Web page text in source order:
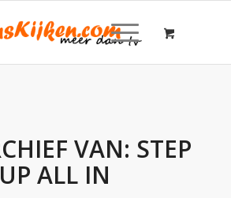
VAN: STEP
UP ALL IN